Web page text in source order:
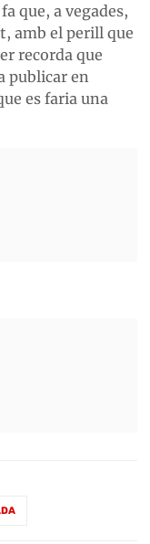
que, a vegades,
amb el perill que
recorda que
publicar en
es faria una